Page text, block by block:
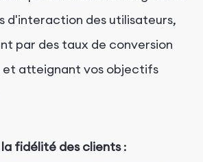
d'interaction des utilisateurs,
par des taux de conversion
et atteignant vos objectifs
fidélité des clients: